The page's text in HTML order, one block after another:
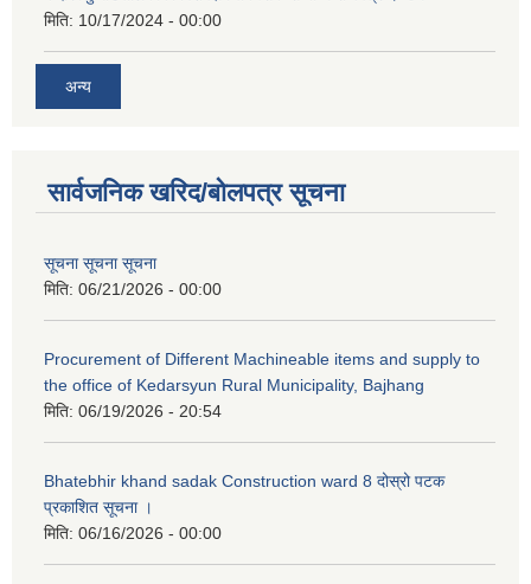
मिति: 10/17/2024 - 00:00
अन्य
सार्वजनिक खरिद/बोलपत्र सूचना
सूचना सूचना सूचना
मिति: 06/21/2026 - 00:00
Procurement of Different Machineable items and supply to
the office of Kedarsyun Rural Municipality, Bajhang
मिति: 06/19/2026 - 20:54
Bhatebhir khand sadak Construction ward 8 दोस्रो पटक
प्रकाशित सूचना ।
मिति: 06/16/2026 - 00:00